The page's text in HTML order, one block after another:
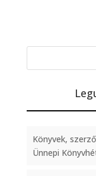
Könyvek,
Ünnepi